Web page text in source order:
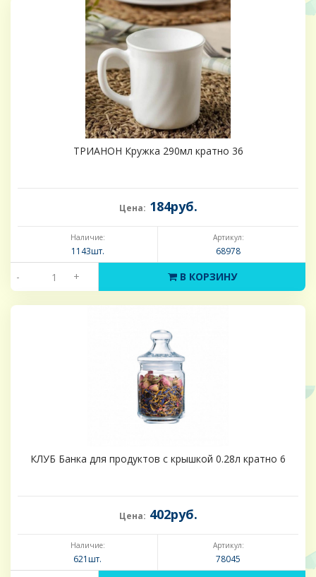
ТРИАНОН Кружка 290мл кратно 36
Цена: 184руб.
Наличие:
1143шт.
Артикул:
68978
- + В КОРЗИНУ
КЛУБ Банка для продуктов с крышкой 0.28л кратно 6
Цена: 402руб.
Наличие:
621шт.
Артикул:
78045